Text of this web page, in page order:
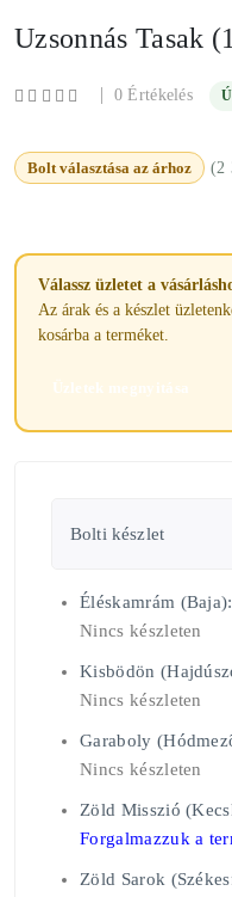
Uzsonnás Tasak
| 0 Értékelés
Bolt választása az árhoz (2
Válassz üzletet a
Az árak és a készlet
kosárba a terméket.
Üzletek megnyitása
Bolti készlet
Éléskamrám (Baja):
Nincs készleten
Kisbödön
Nincs készleten
Garaboly
Nincs készleten
Zöld Misszió
Forgalmazzuk a
Zöld Sarok